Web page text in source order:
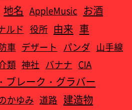
地名 AppleMusic お酒
ルド 役所 由来 車
車 デザート パンダ 山手線
類 神社 バナナ CIA
ブレーク・グラバー
かゆみ 道路 建造物